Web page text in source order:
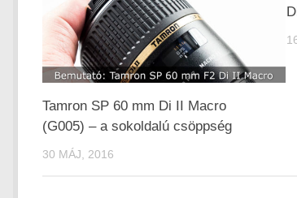
Tamron SP 60 mm Di II Macro
(G005) – a sokoldalú csöppség
30 MÁJ, 2016